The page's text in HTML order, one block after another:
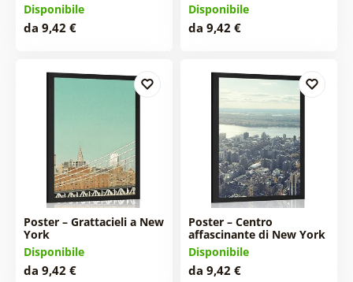
Disponibile
da 9,42 €
Disponibile
da 9,42 €
Poster – Grattacieli a New
York
Disponibile
da 9,42 €
Poster – Centro
affascinante di New York
Disponibile
da 9,42 €